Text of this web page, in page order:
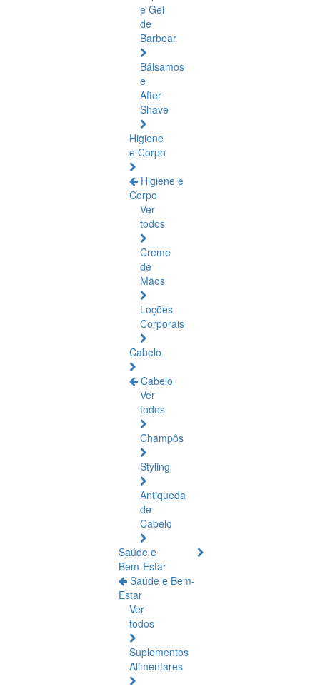
e Gel
de
Barbear
Bálsamos
e
After
Shave
Higiene
e Corpo
Higiene e
Corpo
Ver
todos
Creme
de
Mãos
Loções
Corporais
Cabelo
Cabelo
Ver
todos
Champôs
Styling
Antiqueda
de
Cabelo
Saúde e
Bem-Estar
Saúde e Bem-
Estar
Ver
todos
Suplementos
Alimentares